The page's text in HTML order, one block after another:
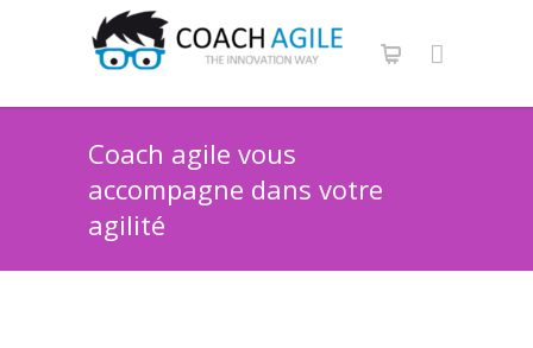
Coach agile vous
accompagne dans votre
agilité